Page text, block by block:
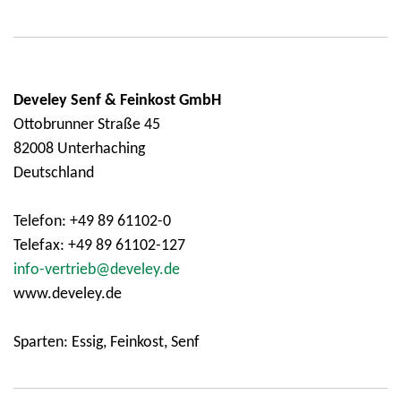
Develey Senf & Feinkost GmbH
Ottobrunner Straße 45
82008 Unterhaching
Deutschland
Telefon: +49 89 61102-0
Telefax: +49 89 61102-127
info-vertrieb@develey.de
www.develey.de
Sparten: Essig, Feinkost, Senf